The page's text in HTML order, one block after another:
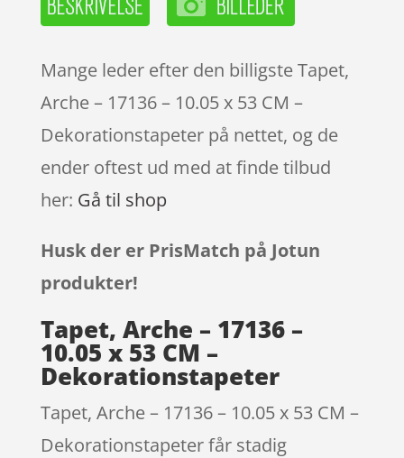
Mange leder efter den billigste Tapet,
Arche – 17136 – 10.05 x 53 CM –
Dekorationstapeter på nettet, og de
ender oftest ud med at finde tilbud
her: Gå til shop
Husk der er PrisMatch på Jotun
produkter!
Tapet, Arche – 17136 –
10.05 x 53 CM –
Dekorationstapeter
Tapet, Arche – 17136 – 10.05 x 53 CM –
Dekorationstapeter får stadig